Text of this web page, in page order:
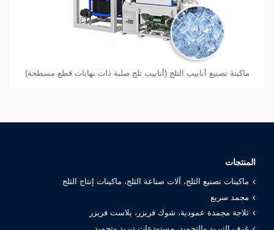
ماكينة تصنيع أنابيب الثلج (أنابيب ثلج صلبة ذات نهايات قطع مسطحة)
المنتجات
ماكينات تصنيع الثلج، آلات صناعة الثلج، ماكينات إنتاج الثلج
مجمد سريع
ثلاجة مجمدة عمودية، شوك فريزر، بلاست فريزر